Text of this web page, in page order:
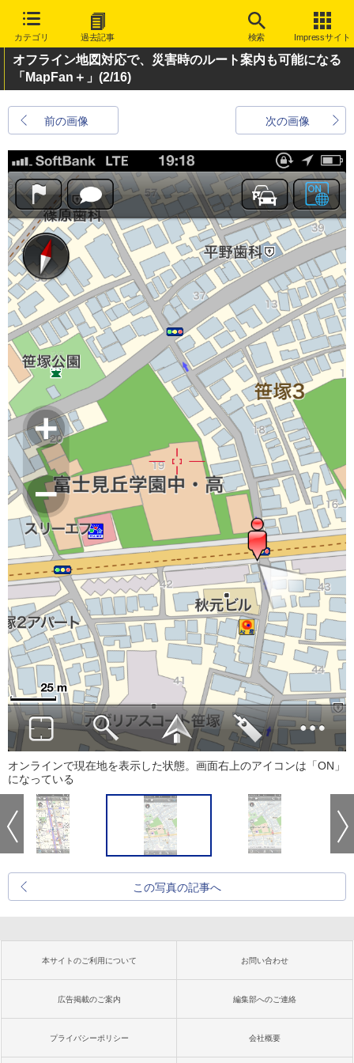
カテゴリ 過去記事 検索 Impressサイト
オフライン地図対応で、災害時のルート案内も可能になる
「MapFan＋」 (2/16)
前の画像 次の画像
オンラインで現在地を表示した状態。画面右上のアイコンは「ON」
になっている
この写真の記事へ
本サイトのご利用について お問い合わせ
広告掲載のご案内 編集部へのご連絡
プライバシーポリシー 会社概要